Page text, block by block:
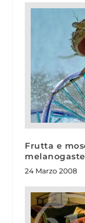
Frutta e
24 Marzo 2008